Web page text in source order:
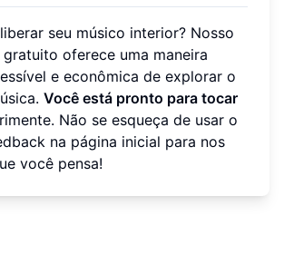
seu músico interior? Nosso
gratuito oferece uma maneira
e econômica de explorar o
Você está pronto para tocar
Não se esqueça de usar o
na página inicial para nos
você pensa!